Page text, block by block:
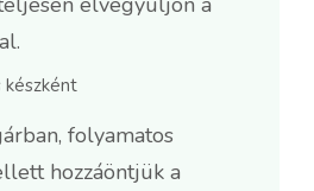
folyamatos
hozzáöntjük a